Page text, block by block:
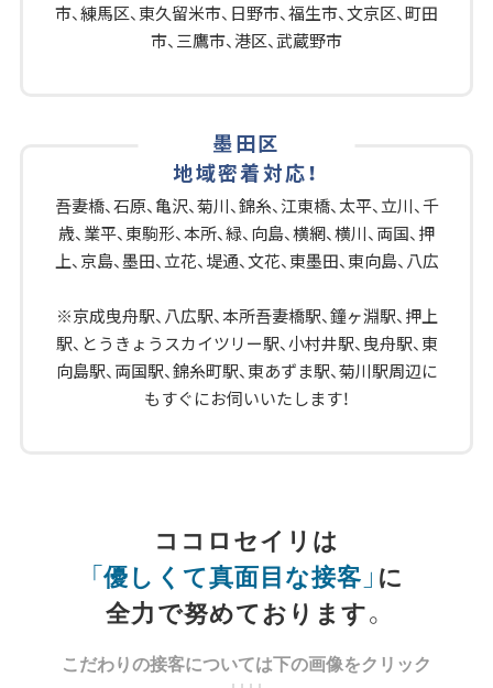
市、練馬区、東久留米市、 日野市、福生市、文京区、町田
市、三鷹市、港区、武蔵野市
墨田区
地域密着対応！
吾妻橋、石原、亀沢、菊川、錦糸、江東橋、太平、立川、千
歳、業平、東駒形、本所、緑、向島、横網、横川、両国、押
上、京島、墨田、立花、堤通、文花、東墨田、東向島、八広
※京成曳舟駅、八広駅、本所吾妻橋駅、鐘ヶ淵駅、押上
駅、とうきょうスカイツリー駅、小村井駅、曳舟駅、東
向島駅、両国駅、錦糸町駅、東あずま駅、菊川駅周辺に
もすぐにお伺いいたします！
ココロセイリは
「優しくて真面目な接客」 に
全力で努めております。
こだわりの接客については下の画像をクリック